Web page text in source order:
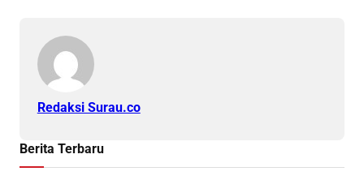
Redaksi Surau.co
Berita Terbaru